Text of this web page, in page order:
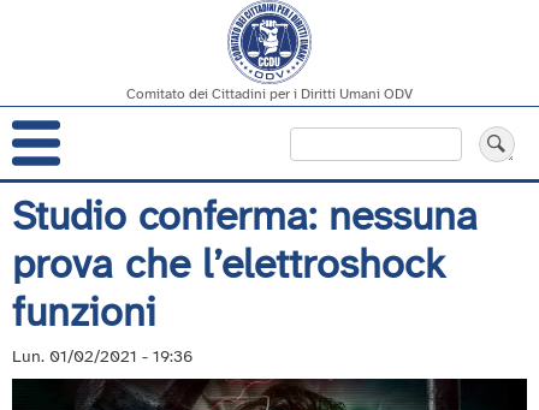
Salta
al
contenuto
principale
Comitato dei Cittadini per i Diritti Umani ODV
Navigazione
principale
Studio conferma: nessuna
prova che l’elettroshock
funzioni
Lun. 01/02/2021 - 19:36